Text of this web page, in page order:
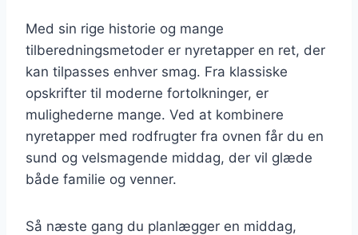
Med sin rige historie og mange
tilberedningsmetoder er nyretapper en ret, der
kan tilpasses enhver smag. Fra klassiske
opskrifter til moderne fortolkninger, er
mulighederne mange. Ved at kombinere
nyretapper med rodfrugter fra ovnen får du en
sund og velsmagende middag, der vil glæde
både familie og venner.
Så næste gang du planlægger en middag,